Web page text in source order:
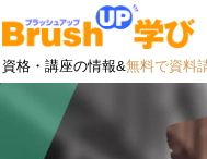
資格・講座の情報&無料で資料